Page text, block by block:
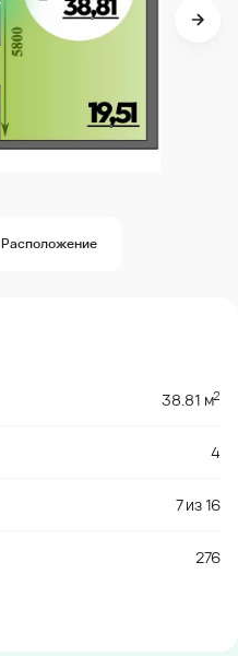
Расположение
38.81 м2
4
7из16
276